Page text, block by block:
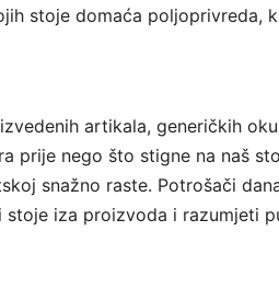
stoje domaća poljoprivreda,
artikala, generičkih
prije nego što stigne na naš
snažno raste. Potrošači
iza proizvoda i razumjeti